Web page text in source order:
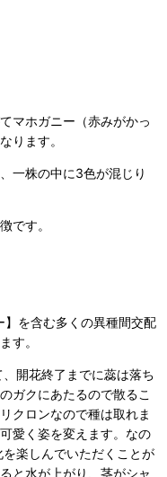
マホガニー（赤みがかっ
ります。
一株の中に3色が混じり
です。
を含む多くの異種間交配
す。
開花終了までに蕊は落ち
ガクにあたるので散るこ
クロンなので種は取れま
愛く姿を変えます。なの
楽しんでいただくことが
と水が上がり、茎がシャ